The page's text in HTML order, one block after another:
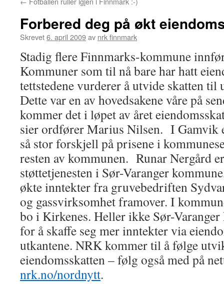
Forbered deg på økt
Skrevet6. april 2009av nrk finnmark
Stadig flere Finnmarks-kommune
Kommuner som til nå bare har hatt
tettstedene vurderer å utvide skatten til
Dette var en av hovedsakene våre på
kommer det i løpet av året
sier ordfører Marius Nilsen. I Gamvik
så stor forskjell på prisene i
resten av kommunen. Runar Nergård
støttetjenesten i Sør-Varanger
økte inntekter fra gruvebedriften
og gassvirksomhet framover. I
bo i Kirkenes. Heller ikke Sør-
for å skaffe seg mer inntekter via
utkantene. NRK kommer til å følge
eiendomsskatten – følg også med på
nrk.no/nordnytt.